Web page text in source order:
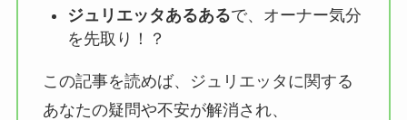
ジュリエッタあるあるで、オーナー気分
を先取り！？
この記事を読めば、ジュリエッタに関する
あなたの疑問や不安が解消され、